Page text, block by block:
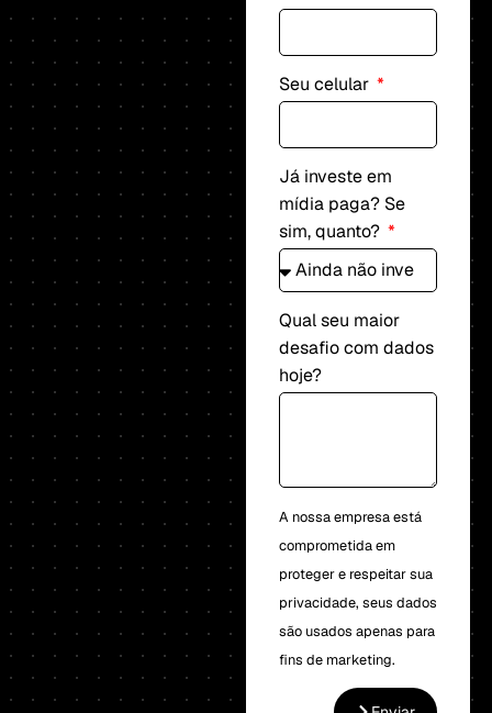
Seu celular
Já investe em
mídia paga? Se
sim, quanto?
Qual seu maior
desafio com dados
hoje?
A nossa empresa está
comprometida em
proteger e respeitar sua
privacidade, seus dados
são usados apenas para
fins de marketing.